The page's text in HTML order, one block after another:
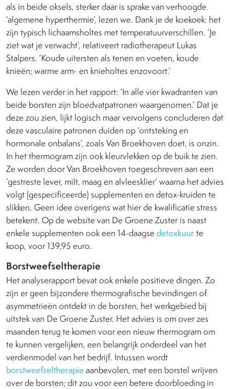
als in beide oksels, sterker daar is sprake van verhoogde
‘algemene hyperthermie’, lezen we. Dank je de koekoek: het
zijn typisch lichaamsholtes met temperatuurverschillen. ‘Je
ziet wat je verwacht’, relativeert radiotherapeut Lukas
Stalpers. ‘Koude uitersten als tenen en voeten, koude
knieën; warme arm- en knieholtes enzovoort.’
We lezen verder in het rapport: ‘In alle vier kwadranten van
beide borsten zijn bloedvatpatronen waargenomen.’ Dat je
deze zou zien, lijkt logisch maar vervolgens concluderen dat
deze vasculaire patronen duiden op ‘ontsteking en
hormonale onbalans’, zoals Van Broekhoven doet, is onzin.
In het thermogram zijn ook kleurvlekken op de buik te zien.
Ze worden door Van Broekhoven toegeschreven aan een
‘gestreste lever, milt, maag en alvleesklier’ waarna het advies
volgt (gespecificeerde) supplementen en detox-kruiden te
slikken. Geen idee overigens wat hier de kwalificatie stress
betekent. Op de website van De Groene Zuster is naast
enkele supplementen ook een 14-daagse detoxkuurte
koop, voor 139,95 euro.
Borstweefseltherapie
Het analyserapport bevat ook enkele positieve dingen. Zo
zijn er geen bijzondere thermografische bevindingen of
asymmetrieën ontdekt in de borsten, het werkgebied bij
uitstek van De Groene Zuster. Het advies is om over zes
maanden terug te komen voor een nieuw thermogram om
te kunnen vergelijken, een belangrijk onderdeel van het
verdienmodel van het bedrijf. Intussen wordt
borstweefseltherapieaanbevolen, met een borstel wrijven
over de borsten; dit zou voor een betere doorbloeding in